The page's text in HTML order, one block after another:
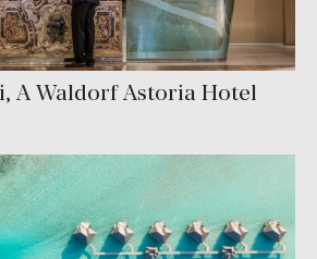
A Waldorf Astoria Hotel